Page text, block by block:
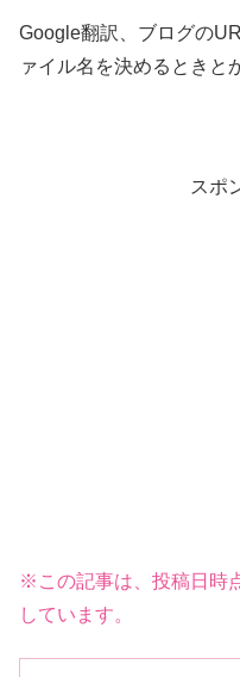
Google翻訳、ブログの
ァイル名を決めるときと
スポ
※この記事は、投稿日時
しています。